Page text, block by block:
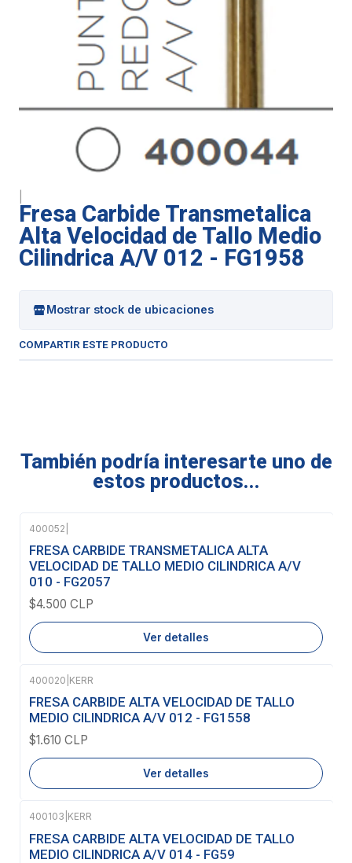
Fresa Carbide Transmetalica
Alta Velocidad de Tallo Medio
Cilindrica A/V 012 - FG1958
Mostrar stock de ubicaciones
COMPARTIR ESTE PRODUCTO
También podría interesarte uno de
estos productos...
Agotado
400052
FRESA CARBIDE TRANSMETALICA ALTA
VELOCIDAD DE TALLO MEDIO CILINDRICA A/V
010 - FG2057
$4.500 CLP
Ver detalles
Agotado
400020 KERR
FRESA CARBIDE ALTA VELOCIDAD DE TALLO
MEDIO CILINDRICA A/V 012 - FG1558
$1.610 CLP
Ver detalles
400103 KERR
FRESA CARBIDE ALTA VELOCIDAD DE TALLO
MEDIO CILINDRICA A/V 014 - FG59